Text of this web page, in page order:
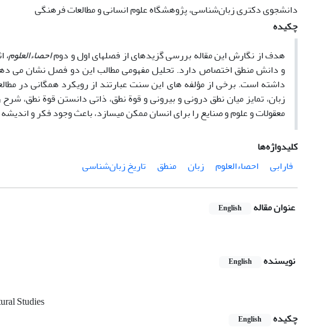
دانشجوی دکتری زبان‌شناسی، پژوهشگاه علوم انسانی و مطالعات فرهنگی
چکیده
هدف از نگارش این مقاله بررسی گزیده­ای از فصل­های اول و دوماحصاءالعلوم،
و دانش منطق اختصاص دارد. تحلیل مفهومی مطالب این دو فصل نشان
داشته است. برخی از مؤلفه­ های این سنت عبارتند از رویکرد همگانی در
زبان، تمایز میان نطق درونی و بیرونی و قوة نطق، ذاتی دانستن قوة نطق،
معقولات و علوم و صنایع را برای انسان ممکن می­سازد، باعث وجود فکر و
کلیدواژه‌ها
فارابی
احصاءالعلوم زبان منطق تاریخ زبان‌شناسی
عنوان مقاله English
نویسنده English
Studies
چکیده
English